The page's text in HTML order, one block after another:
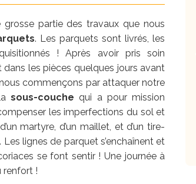
partie des travaux que nous
. Les parquets sont livrés, les
! Après avoir pris soin
les pièces quelques jours avant
commençons par attaquer notre
sous-couche qui a pour mission
les imperfections du sol et
martyre, d’un maillet, et d’un tire-
. Les lignes de parquet s’enchaînent et
se font sentir ! Une journée à
renfort !